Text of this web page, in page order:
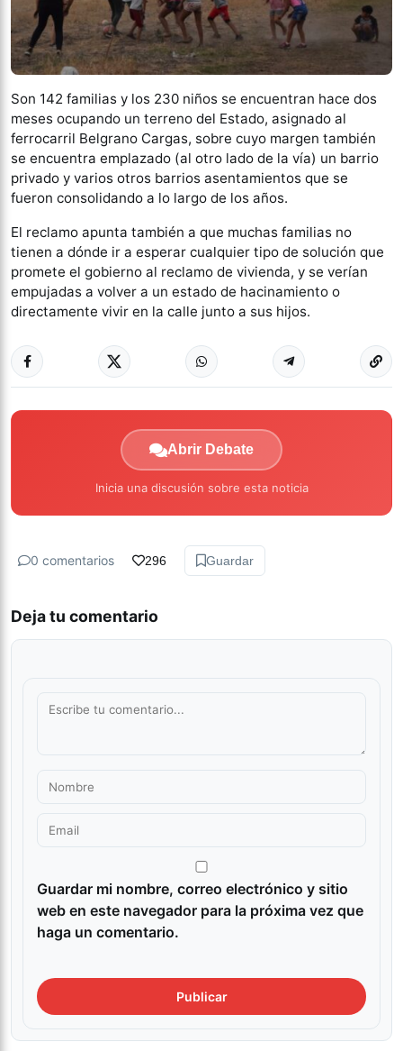
Son 142 familias y los 230 niños se encuentran hace dos
meses ocupando un terreno del Estado, asignado al
ferrocarril Belgrano Cargas, sobre cuyo margen también
se encuentra emplazado (al otro lado de la vía) un barrio
privado y varios otros barrios asentamientos que se
fueron consolidando a lo largo de los años.
El reclamo apunta también a que muchas familias no
tienen a dónde ir a esperar cualquier tipo de solución que
promete el gobierno al reclamo de vivienda, y se verían
empujadas a volver a un estado de hacinamiento o
directamente vivir en la calle junto a sus hijos.
Abrir Debate
Inicia una discusión sobre esta noticia
0 comentarios 296 Guardar
Deja tu comentario
Guardar mi nombre, correo electrónico y sitio
web en este navegador para la próxima vez que
haga un comentario.